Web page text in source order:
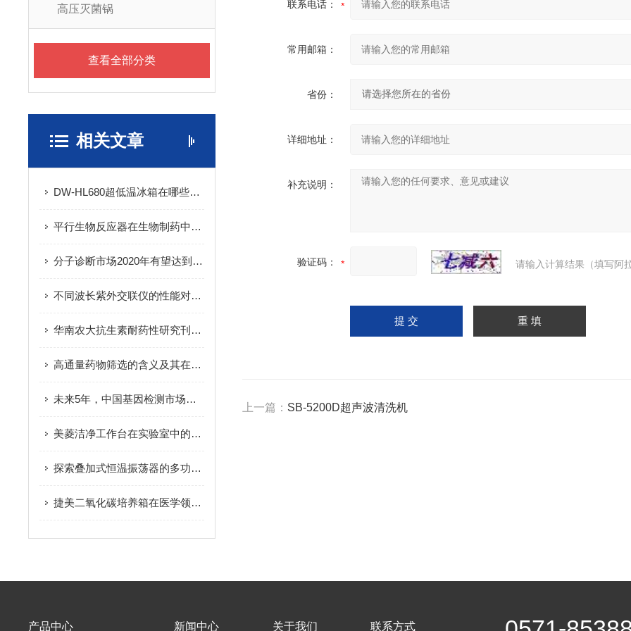
高压灭菌锅
查看全部分类
相关文章
DW-HL680超低温冰箱在哪些领域有应用？
平行生物反应器在生物制药中的应用介绍
分子诊断市场2020年有望达到93亿美元
不同波长紫外交联仪的性能对比与选择
华南农大抗生素耐药性研究刊登Lacent
高通量药物筛选的含义及其在中国的发展趋势
未来5年，中国基因检测市场将达到百亿级
美菱洁净工作台在实验室中的应用有哪些？
探索叠加式恒温振荡器的多功能性与应用广泛性
捷美二氧化碳培养箱在医学领域中的应用研究
联系电话：
常用邮箱：
省份：
详细地址：
补充说明：
验证码： 请输入计算结果（填写阿
上一篇： SB-5200D超声波清洗机
产品中心 新闻中心 关于我们 联系方式